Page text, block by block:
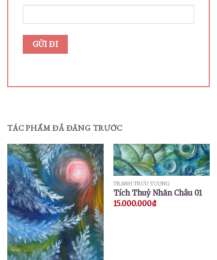
TÁC PHẨM ĐÃ ĐĂNG TRƯỚC
TRANH TRỪU TƯỢNG
Tích Thuỷ Nhãn Châu 01
15.000.000₫